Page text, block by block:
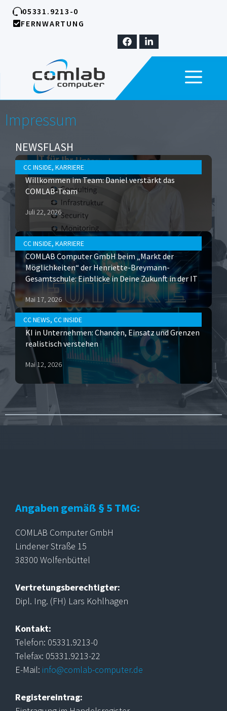
Zum
Inhalt
05331.9213-0
FERNWARTUNG
Impressum
NEWSFLASH
CC INSIDE, KARRIERE
Willkommen im Team: Daniel verstärkt das
COMLAB-Team
Juli 22, 2026
CC INSIDE, KARRIERE
COMLAB Computer GmbH beim „Markt der
Möglichkeiten“ der Henriette-Breymann-
Gesamtschule: Einblicke in Deine Zukunft in der IT
Mai 17, 2026
CC NEWS, CC INSIDE
KI in Unternehmen: Chancen, Einsatz und Grenzen
realistisch verstehen
Mai 12, 2026
Angaben gemäß § 5 TMG:
COMLAB Computer GmbH
Lindener Straße 15
38300 Wolfenbüttel
Vertretungsberechtigter:
Dipl. Ing. (FH) Lars Kohlhagen
Kontakt:
Telefon: 05331.9213-0
Telefax: 05331.9213-22
E-Mail: info@comlab-computer.de
Registereintrag: